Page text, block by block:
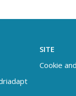
SITE
Cookie